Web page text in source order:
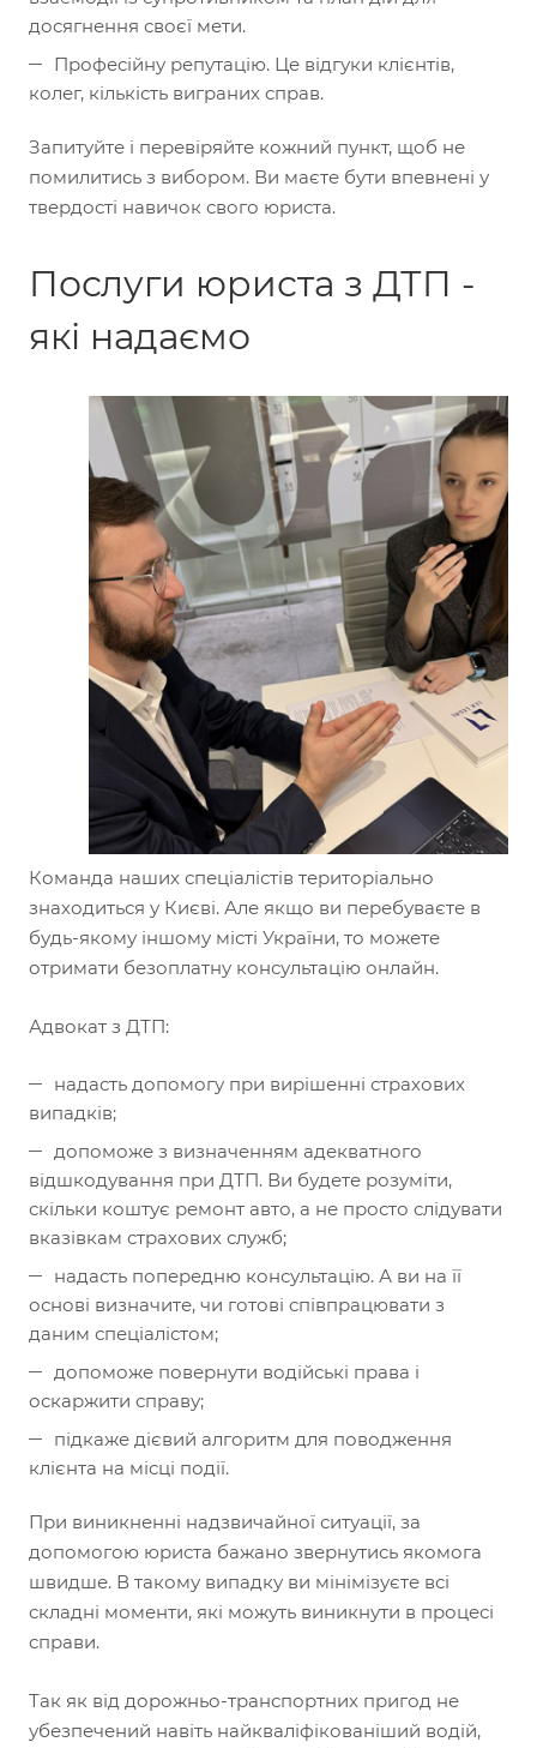
досягнення своєї мети.
Професійну репутацію. Це відгуки клієнтів,
колег, кількість виграних справ.
Запитуйте і перевіряйте кожний пункт, щоб не
помилитись з вибором. Ви маєте бути впевнені у
твердості навичок свого юриста.
Послуги юриста з ДТП -
які надаємо
Команда наших спеціалістів територіально
знаходиться у Києві. Але якщо ви перебуваєте в
будь-якому іншому місті України, то можете
отримати безоплатну консультацію онлайн.
Адвокат з ДТП:
надасть допомогу при вирішенні страхових
випадків;
допоможе з визначенням адекватного
відшкодування при ДТП. Ви будете розуміти,
скільки коштує ремонт авто, а не просто слідувати
вказівкам страхових служб;
надасть попередню консультацію. А ви на її
основі визначите, чи готові співпрацювати з
даним спеціалістом;
допоможе повернути водійські права і
оскаржити справу;
підкаже дієвий алгоритм для поводження
клієнта на місці події.
При виникненні надзвичайної ситуації, за
допомогою юриста бажано звернутись якомога
швидше. В такому випадку ви мінімізуєте всі
складні моменти, які можуть виникнути в процесі
справи.
Так як від дорожньо-транспортних пригод не
убезпечений навіть найкваліфікованіший водій,